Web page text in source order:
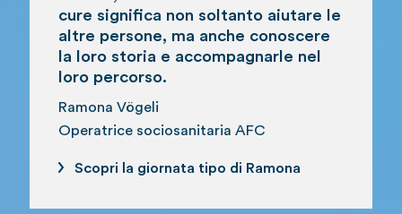
cure significa non soltanto aiutare le
altre persone, ma anche conoscere
la loro storia e accompagnarle nel
loro percorso.
Ramona Vögeli
Operatrice sociosanitaria AFC
Scopri la giornata tipo di Ramona